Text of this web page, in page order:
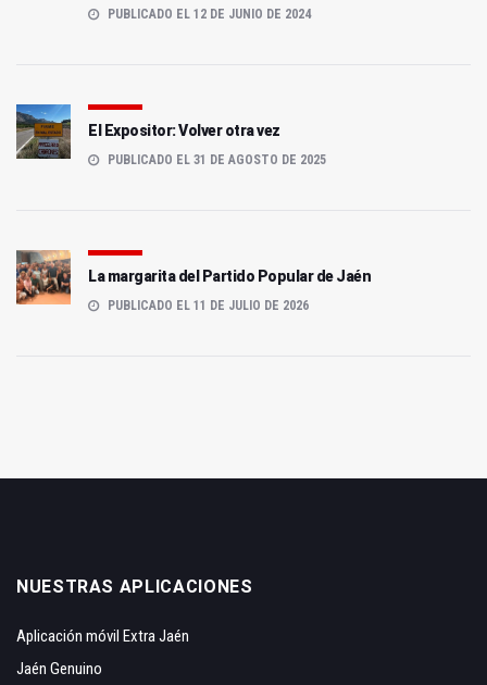
PUBLICADO EL 12 DE JUNIO DE 2024
El Expositor: Volver otra vez
PUBLICADO EL 31 DE AGOSTO DE 2025
La margarita del Partido Popular de Jaén
PUBLICADO EL 11 DE JULIO DE 2026
NUESTRAS APLICACIONES
Aplicación móvil Extra Jaén
Jaén Genuino